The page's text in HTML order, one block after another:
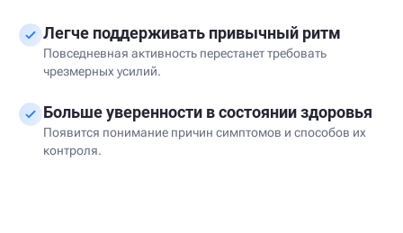
Легче поддерживать привычный ритм
Повседневная активность перестанет требовать
чрезмерных усилий.
Больше уверенности в состоянии здоровья
Появится понимание причин симптомов и способов их
контроля.